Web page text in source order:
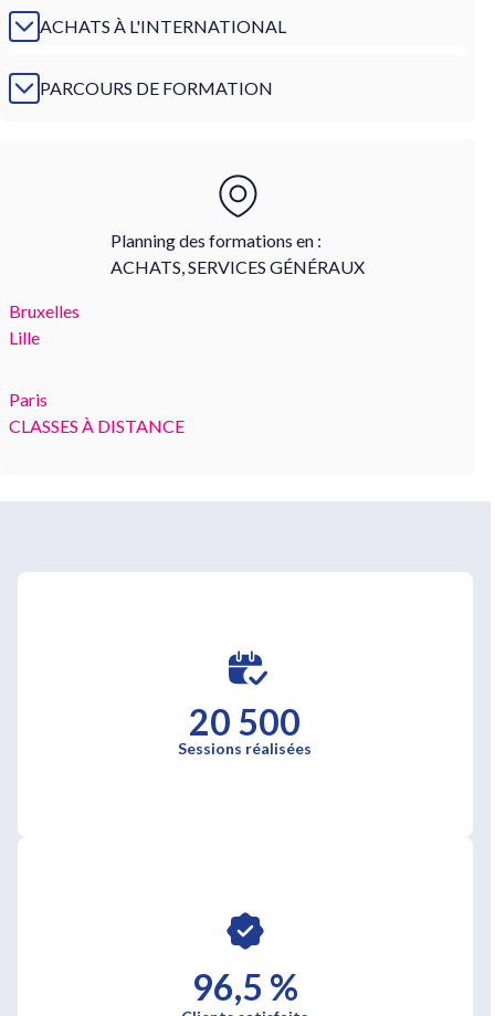
ACHATS À L'INTERNATIONAL
PARCOURS DE FORMATION
Planning des formations en :
ACHATS, SERVICES GÉNÉRAUX
Bruxelles
Lille
Paris
CLASSES À DISTANCE
20 500
Sessions réalisées
96,5 %